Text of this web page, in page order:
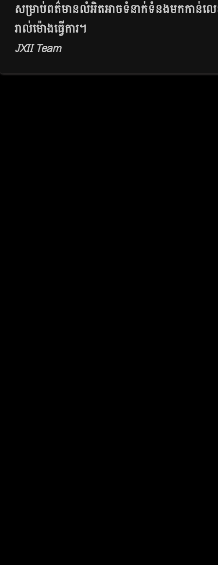
សម្រាប់ពត៌មានលំអិតអាចទំនាក់ទំនងមកកាន់លេ
រាល់ម៉ោងធ្វើការ។
JXII Team